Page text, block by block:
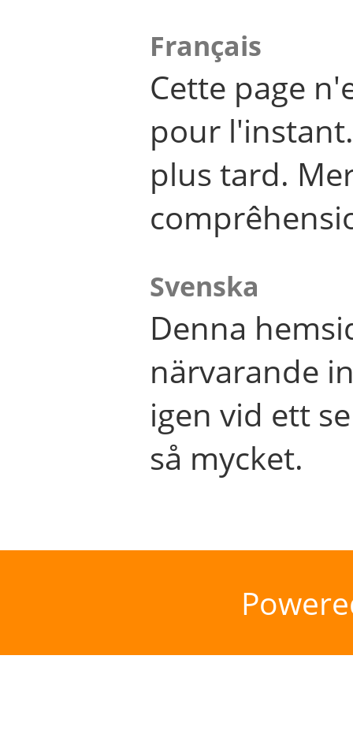
Français
Cette page
pour
plus tard.
Svenska
Denna
närvarande
igen vid ett
så mycket.